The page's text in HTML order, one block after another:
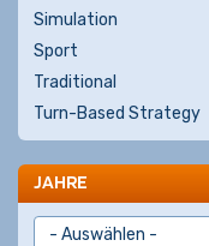
Simulation
Sport
Traditional
Turn-Based Strategy
JAHRE